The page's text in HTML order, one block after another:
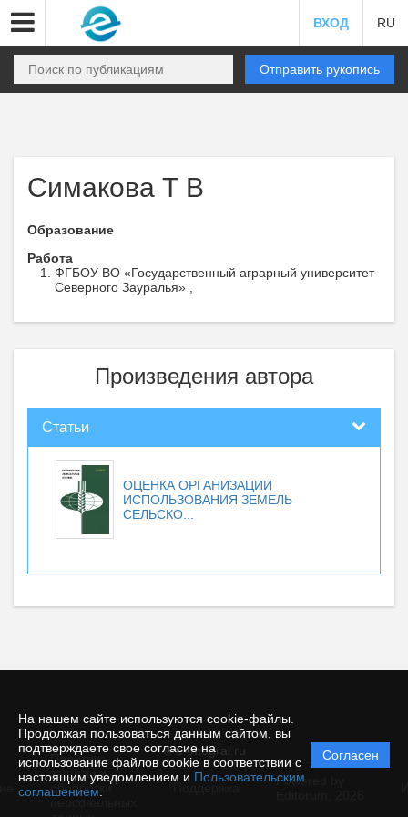
На нашем сайте используются cookie-файлы.
Продолжая пользоваться данным сайтом, вы
подтверждаете свое согласие на
использование файлов cookie в соответствии с
настоящим уведомлением и Пользовательским
соглашением
Согласен
ВХОД RU
Отправить рукопись
Симакова Т В
Образование
Работа
ФГБОУ ВО «Государственный аграрный университет
Северного Зауралья» ,
Произведения автора
Статьи
ОЦЕНКА ОРГАНИЗАЦИИ
ИСПОЛЬЗОВАНИЯ ЗЕМЕЛЬ
СЕЛЬСКО...
© e-integral.ru
Политика
защиты и
обработки
Powered by